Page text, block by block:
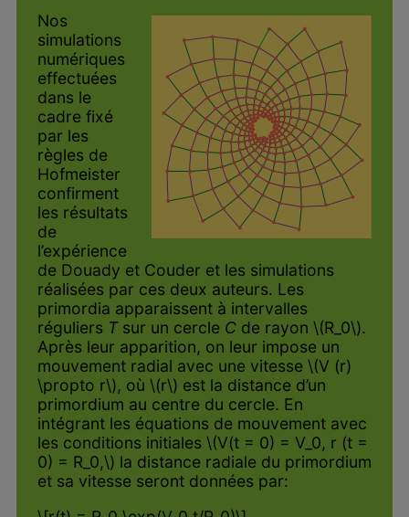
Nos
simulations
numériques
effectuées
dans le
cadre fixé
par les
règles de
Hofmeister
confirment
les résultats
de
l’expérience
de Douady et Couder et les simulations
réalisées par ces deux auteurs. Les
primordia apparaissent à intervalles
réguliers Tsur un cercle Cde rayon \(R_0\).
Après leur apparition, on leur impose un
mouvement radial avec une vitesse \(V (r)
\propto r\), où \(r\) est la distance d’un
primordium au centre du cercle. En
intégrant les équations de mouvement avec
les conditions initiales \(V(t = 0) = V_0, r (t =
0) = R_0,\) la distance radiale du primordium
et sa vitesse seront données par: